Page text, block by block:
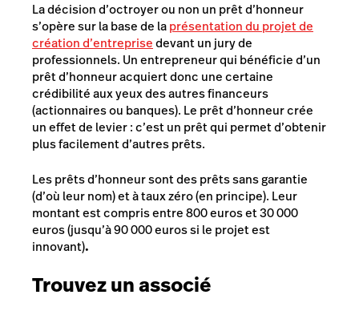
La décision d’octroyer ou non un prêt d’honneur
s’opère sur la base de laprésentation du projet de
création d’entreprisedevant un jury de
professionnels. Un entrepreneur qui bénéficie d’un
prêt d’honneur acquiert donc une certaine
crédibilité aux yeux des autres financeurs
(actionnaires ou banques). Le prêt d’honneur crée
un effet de levier : c’est un prêt qui permet d’obtenir
plus facilement d’autres prêts.
Les prêts d’honneur sont des prêts sans garantie
(d’où leur nom) et à taux zéro (en principe). Leur
montant est compris entre 800 euros et 30 000
euros (jusqu’à 90 000 euros si le projet est
innovant).
Trouvez un associé